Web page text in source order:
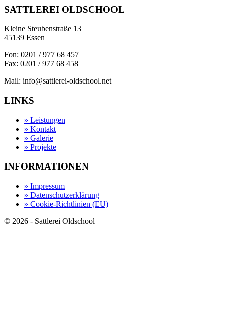
SATTLEREI OLDSCHOOL
Kleine Steubenstraße 13
45139 Essen
Fon: 0201 / 977 68 457
Fax: 0201 / 977 68 458
Mail: info@sattlerei-oldschool.net
LINKS
» Leistungen
» Kontakt
» Galerie
» Projekte
INFORMATIONEN
» Impressum
» Datenschutzerklärung
» Cookie-Richtlinien (EU)
© 2026 - Sattlerei Oldschool